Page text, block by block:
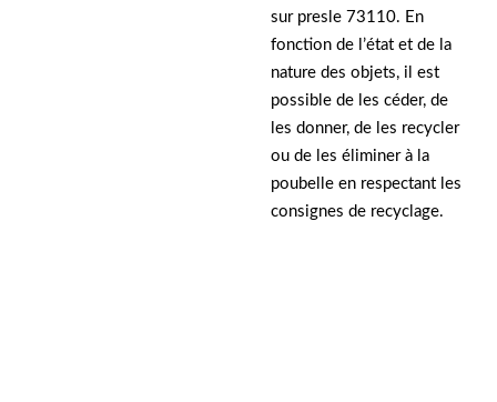
sur presle 73110. En
fonction de l’état et de la
nature des objets, il est
possible de les céder, de
les donner, de les recycler
ou de les éliminer à la
poubelle en respectant les
consignes de recyclage.